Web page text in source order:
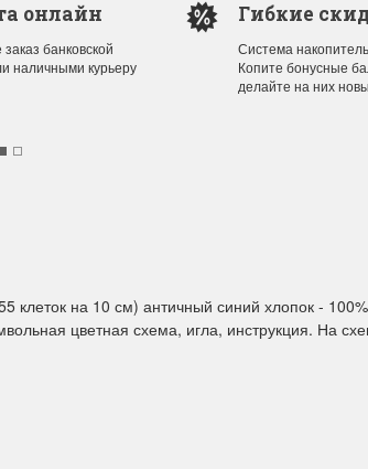
Дим. New!
На склад
онлайн
банковской
наличными курьеру
Гибкие
Система
Копите бонусные
делайте на них
клеток на 10 см) античный синий хлопок -
цветная схема, игла, инструкция. На